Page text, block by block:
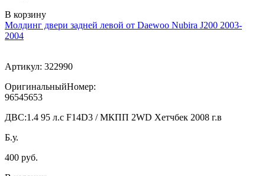
В корзину
Молдинг двери задней левой от Daewoo Nubira J200 2003-
2004
Артикул: 322990
ОригинальныйНомер:
96545653
ДВС:1.4 95 л.с F14D3 / МКПП 2WD Хетчбек 2008 г.в
Б.у.
400 руб.